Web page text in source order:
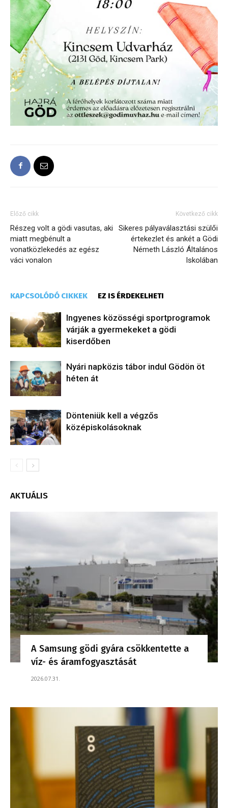
Előző cikk
Részeg volt a gödi vasutas, aki
miatt megbénult a
vonatközlekedés az egész
váci vonalon
Következő cikk
Sikeres pályaválasztási szülői
értekezlet és ankét a Gödi
Németh László Általános
Iskolában
KAPCSOLÓDÓ CIKKEK EZ IS ÉRDEKELHETI
Ingyenes közösségi sportprogramok
várják a gyermekeket a gödi
kiserdőben
Nyári napközis tábor indul Gödön öt
héten át
Dönteniük kell a végzős
középiskolásoknak
AKTUÁLIS
A Samsung gödi gyára csökkentette a
víz- és áramfogyasztását
2026.07.31.